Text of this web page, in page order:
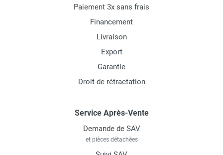
Paiement 3x sans frais
Financement
Livraison
Export
Garantie
Droit de rétractation
Service Après-Vente
Demande de SAV
et pièces détachées